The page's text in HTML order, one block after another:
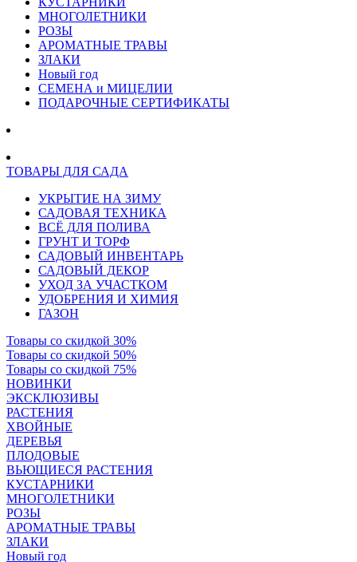
МНОГОЛЕТНИКИ
РОЗЫ
АРОМАТНЫЕ ТРАВЫ
ЗЛАКИ
Новый год
СЕМЕНА и МИЦЕЛИИ
ПОДАРОЧНЫЕ СЕРТИФИКАТЫ
ТОВАРЫ ДЛЯ САДА
УКРЫТИЕ НА ЗИМУ
САДОВАЯ ТЕХНИКА
ВСЁ ДЛЯ ПОЛИВА
ГРУНТ И ТОРФ
САДОВЫЙ ИНВЕНТАРЬ
САДОВЫЙ ДЕКОР
УХОД ЗА УЧАСТКОМ
УДОБРЕНИЯ И ХИМИЯ
ГАЗОН
Товары со скидкой 30%
Товары со скидкой 50%
Товары со скидкой 75%
НОВИНКИ
ЭКСКЛЮЗИВЫ
РАСТЕНИЯ
ХВОЙНЫЕ
ДЕРЕВЬЯ
ПЛОДОВЫЕ
ВЬЮЩИЕСЯ РАСТЕНИЯ
КУСТАРНИКИ
МНОГОЛЕТНИКИ
РОЗЫ
АРОМАТНЫЕ ТРАВЫ
ЗЛАКИ
Новый год